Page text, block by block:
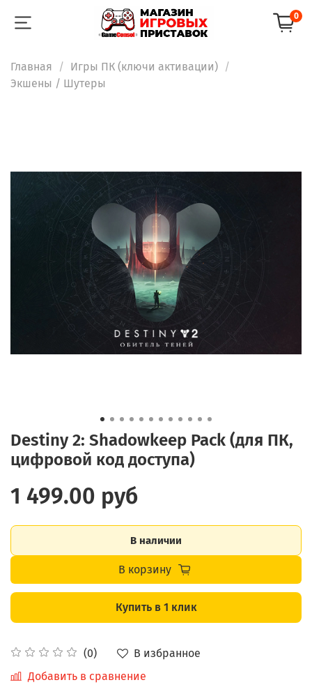
0
Главная
Игры ПК (ключи активации)
Экшены / Шутеры
Destiny 2: Shadowkeep Pack (для ПК,
цифровой код доступа)
(0)
В избранное
Добавить в сравнение
1 499.00 руб
В наличии
В корзину
Купить в 1 клик